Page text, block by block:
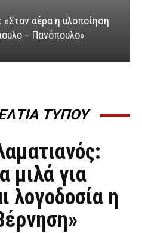
αέρα η υλοποίηση
– Πανόπουλο»
ΤΥΠΟΥ
μιλά για
λογοδοσία η